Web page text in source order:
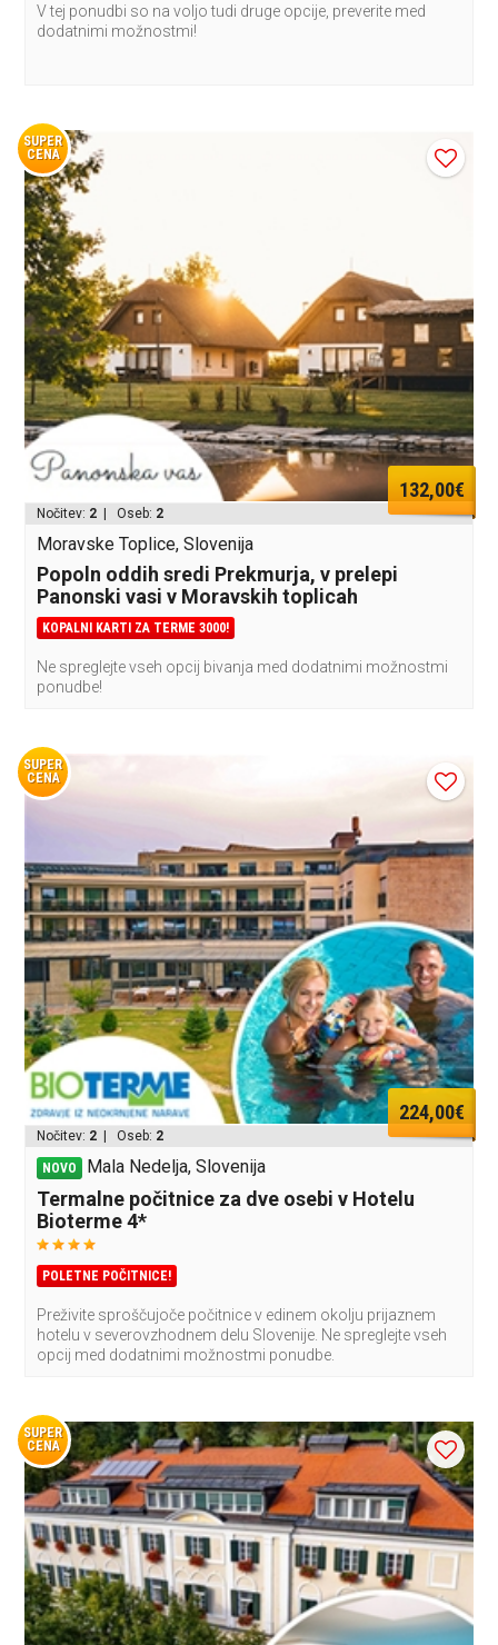
V tej ponudbi so na voljo tudi druge opcije, preverite med
dodatnimi možnostmi!
SUPER
CENA
132,00€
Nočitev: 2 | Oseb: 2
Moravske Toplice, Slovenija
Popoln oddih sredi Prekmurja, v prelepi
Panonski vasi v Moravskih toplicah
KOPALNI KARTI ZA TERME 3000!
Ne spreglejte vseh opcij bivanja med dodatnimi možnostmi
ponudbe!
SUPER
CENA
224,00€
Nočitev: 2 | Oseb: 2
NOVO Mala Nedelja, Slovenija
Termalne počitnice za dve osebi v Hotelu
Bioterme 4*
POLETNE POČITNICE!
Preživite sproščujoče počitnice v edinem okolju prijaznem
hotelu v severovzhodnem delu Slovenije. Ne spreglejte vseh
opcij med dodatnimi možnostmi ponudbe.
SUPER
CENA